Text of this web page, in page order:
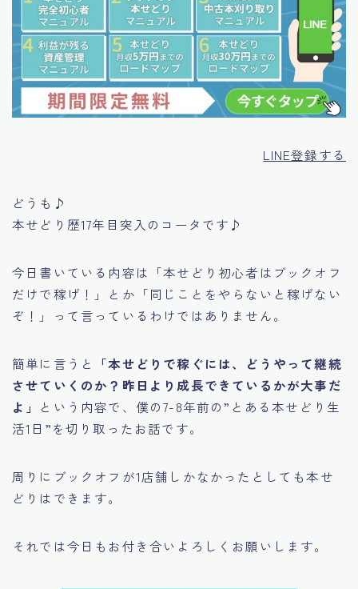
LINE登録する
どうも♪
本せどり歴17年目突入のコータです♪
今日書いている内容は 「本せどり初心者はブックオフ
だけで稼げ！」
とか 「同じことをやらないと稼げない
ぞ！」
って言っているわけではありません。
簡単に言うと
「本せどりで稼ぐには、どうやって継続
させていくのか？昨日より成長できているかが大事だ
よ」
という内容で、僕の7-8年前の”とある本せどり生
活1日”を切り取ったお話です。
周りにブックオフが1店舗しかなかったとしても本せ
どりはできます。
それでは今日もお付き合いよろしくお願いします。